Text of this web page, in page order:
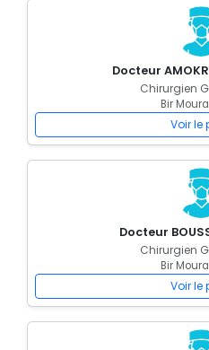
Docteur
Chirurgien
Bir
Voir le
Docteur
Chirurgien
Bir
Voir le